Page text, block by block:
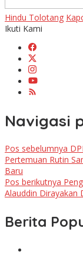
Hindu Tolotang
Ikuti Kami
Navigasi
Pos sebelumnya
Pertemuan Rutin
Baru
Pos berikutnya
Alauddin Dirayakan
Berita